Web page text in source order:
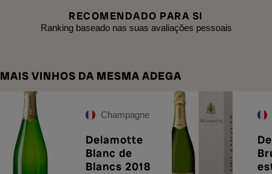
RECOMENDADO PARA SI
Ranking baseado nas suas avaliações pessoais
MAIS VINHOS DA MESMA ADEGA
Champagne
Delamotte
Blanc de
Blancs 2018